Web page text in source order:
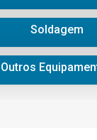
Soldagem
Outros